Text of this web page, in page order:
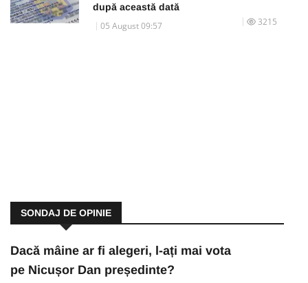
după această dată
05 August 09:57 3215
SONDAJ DE OPINIE
Dacă mâine ar fi alegeri, l-ați mai vota
pe Nicușor Dan președinte?